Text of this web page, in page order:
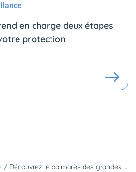
en charge deux étapes
protection
/ Découvrez le palmarès des grandes villes européennes qui affichent les meilleures performances avec la 5G